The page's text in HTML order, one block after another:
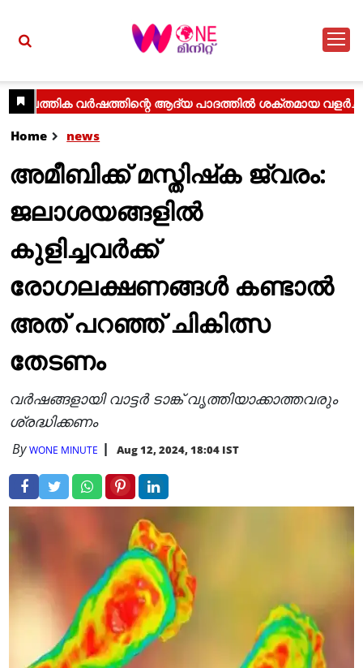
Home news
അമീബിക്ക് മസ്തിഷ്‌ക ജ്വരം:
ജലാശയങ്ങളില്‍
കുളിച്ചവര്‍ക്ക്
രോഗലക്ഷണങ്ങള്‍ കണ്ടാല്‍
അത് പറഞ്ഞ് ചികിത്സ
തേടണം
വര്‍ഷങ്ങളായി വാട്ടര്‍ ടാങ്ക് വൃത്തിയാക്കാത്തവരും
ശ്രദ്ധിക്കണം
ByWONE MINUTE Aug 12, 2024, 18:04 IST